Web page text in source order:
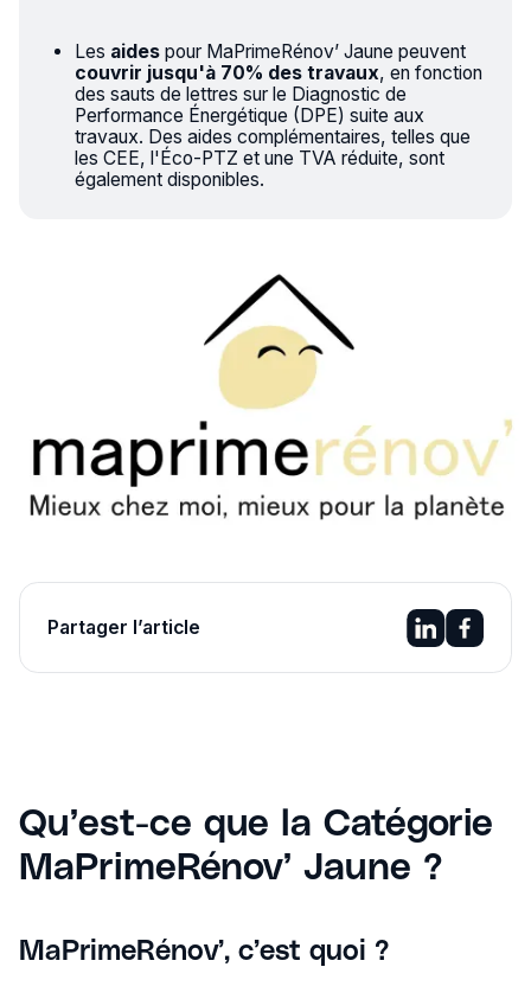
Les aidespour MaPrimeRénov’ Jaune peuvent
couvrir jusqu'à 70% des travaux, en fonction
des sauts de lettres sur le Diagnostic de
Performance Énergétique (DPE) suite aux
travaux. Des aides complémentaires, telles que
les CEE, l'Éco-PTZ et une TVA réduite, sont
également disponibles.
Partager l’article
Qu’est-ce que la Catégorie
MaPrimeRénov’ Jaune ?
MaPrimeRénov’, c’est quoi ?